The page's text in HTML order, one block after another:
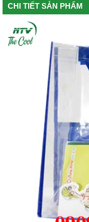
CHI TIẾT SẢN PHẨM